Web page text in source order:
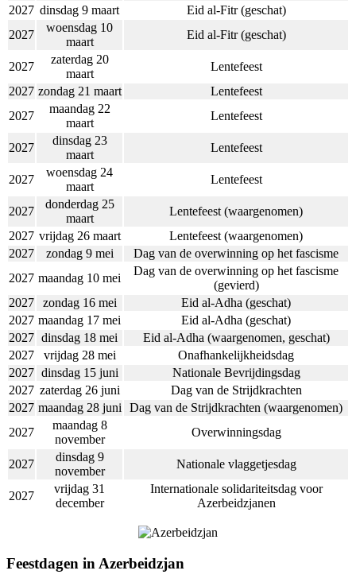
2027 dinsdag 9 maart
Eid al-Fitr (geschat)
2027
woensdag 10
maart
Eid al-Fitr (geschat)
2027
zaterdag 20
maart
Lentefeest
2027 zondag 21 maart
Lentefeest
2027
maandag 22
maart
Lentefeest
2027
dinsdag 23
maart
Lentefeest
2027
woensdag 24
maart
Lentefeest
2027
donderdag 25
maart
Lentefeest (waargenomen)
2027 vrijdag 26 maart
Lentefeest (waargenomen)
2027
zondag 9 mei
Dag van de overwinning op het fascisme
2027 maandag 10 mei
Dag van de overwinning op het fascisme
(gevierd)
2027
zondag 16 mei
Eid al-Adha (geschat)
2027 maandag 17 mei
Eid al-Adha (geschat)
2027 dinsdag 18 mei
Eid al-Adha (waargenomen, geschat)
2027
vrijdag 28 mei
Onafhankelijkheidsdag
2027 dinsdag 15 juni
Nationale Bevrijdingsdag
2027 zaterdag 26 juni
Dag van de Strijdkrachten
2027 maandag 28 juni
Dag van de Strijdkrachten (waargenomen)
2027
maandag 8
november
Overwinningsdag
2027
dinsdag 9
november
Nationale vlaggetjesdag
2027
vrijdag 31
december
Internationale solidariteitsdag voor
Azerbeidzjanen
Feestdagen in Azerbeidzjan